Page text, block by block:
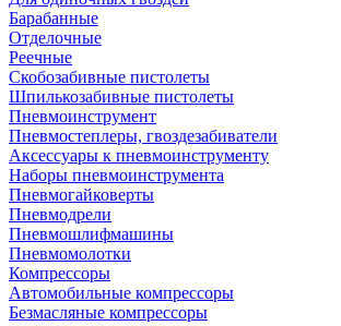
Барабанные
Отделочные
Реечные
Скобозабивные пистолеты
Шпилькозабивные пистолеты
Пневмоинструмент
Пневмостеплеры, гвоздезабиватели
Аксессуары к пневмоинструменту
Наборы пневмоинструмента
Пневмогайковерты
Пневмодрели
Пневмошлифмашины
Пневмомолотки
Компрессоры
Автомобильные компрессоры
Безмасляные компрессоры